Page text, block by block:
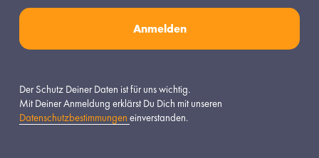
Anmelden
Der Schutz Deiner Daten ist für uns wichtig.
Mit Deiner Anmeldung erklärst Du Dich mit unseren
Datenschutzbestimmungen einverstanden.